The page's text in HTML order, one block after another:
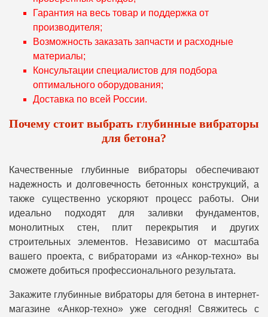
Гарантия на весь товар и поддержка от
производителя;
Возможность заказать запчасти и расходные
материалы;
Консультации специалистов для подбора
оптимального оборудования;
Доставка по всей России.
Почему стоит выбрать глубинные вибраторы
для бетона?
Качественные глубинные вибраторы обеспечивают
надежность и долговечность бетонных конструкций, а
также существенно ускоряют процесс работы. Они
идеально подходят для заливки фундаментов,
монолитных стен, плит перекрытия и других
строительных элементов. Независимо от масштаба
вашего проекта, с вибраторами из «Анкор-техно» вы
сможете добиться профессионального результата.
Закажите глубинные вибраторы для бетона в интернет-
магазине «Анкор-техно» уже сегодня! Свяжитесь с